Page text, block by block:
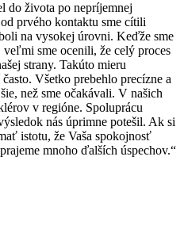
do života po nepríjemnej
prvého kontaktu sme cítili
na vysokej úrovni. Keďže sme
veľmi sme ocenili, že celý proces
strany. Takúto mieru
Všetko prebehlo precízne a
než sme očakávali. V našich
v regióne. Spoluprácu
nás úprimne potešil. Ak si
istotu, že Vaša spokojnosť
mnoho ďalších úspechov.“